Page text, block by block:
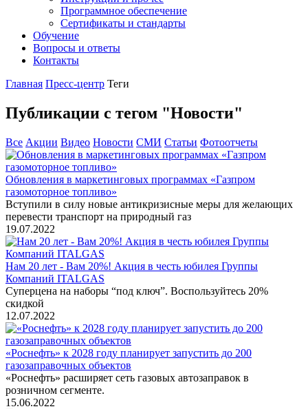
Программное обеспечение
Сертификаты и стандарты
Обучение
Вопросы и ответы
Контакты
Главная Пресс-центр Теги
Публикации с тегом "Новости"
Все Акции Видео Новости СМИ Статьи Фотоотчеты
Обновления в маркетинговых программах «Газпром
газомоторное топливо»
Вступили в силу новые антикризисные меры для желающих
перевести транспорт на природный газ
19.07.2022
Нам 20 лет - Вам 20%! Акция в честь юбилея Группы
Компаний ITALGAS
Суперцена на наборы “под ключ”. Воспользуйтесь 20%
скидкой
12.07.2022
«Роснефть» к 2028 году планирует запустить до 200
газозаправочных объектов
«Роснефть» расширяет сеть газовых автозаправок в
розничном сегменте.
15.06.2022